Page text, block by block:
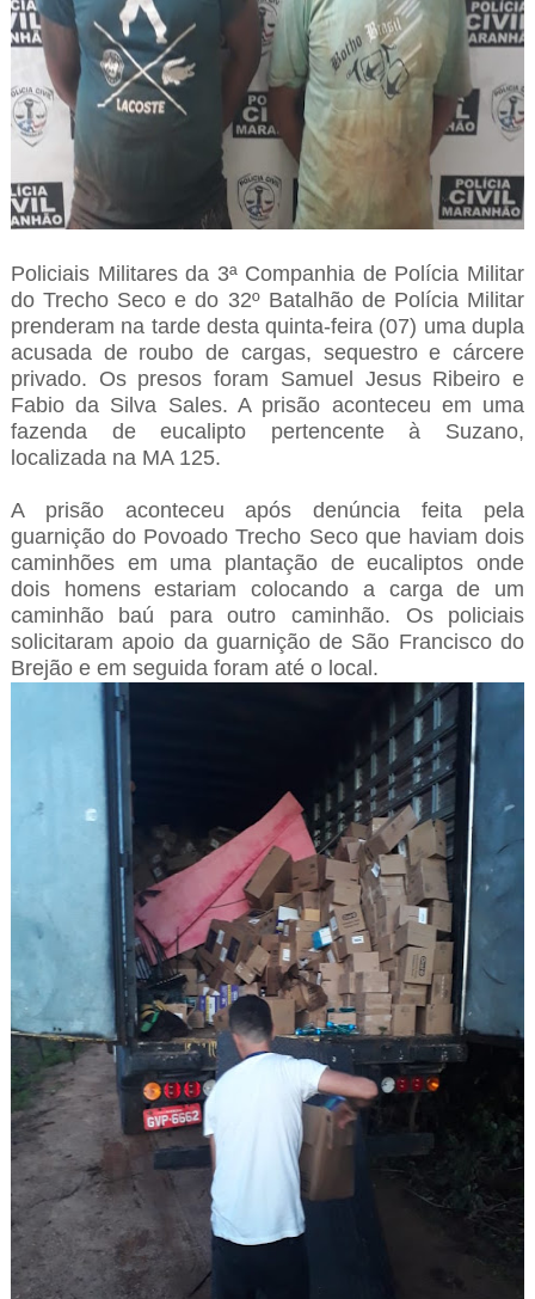
Policiais Militares da 3ª Companhia de Polícia Militar
do Trecho Seco e do 32º Batalhão de Polícia Militar
prenderam na tarde desta quinta-feira (07) uma dupla
acusada de roubo de cargas, sequestro e cárcere
privado. Os presos foram Samuel Jesus Ribeiro e
Fabio da Silva Sales. A prisão aconteceu em uma
fazenda de eucalipto pertencente à Suzano,
localizada na MA 125.
A prisão aconteceu após denúncia feita pela
guarnição do Povoado Trecho Seco que haviam dois
caminhões em uma plantação de eucaliptos onde
dois homens estariam colocando a carga de um
caminhão baú para outro caminhão. Os policiais
solicitaram apoio da guarnição de São Francisco do
Brejão e em seguida foram até o local.